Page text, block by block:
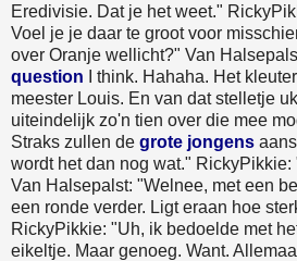
Eredivisie. Dat je het weet."
Voel je je daar te groot voor
over Oranje wellicht?" Van
question I think. Hahaha. Het
meester Louis. En van dat stelletje
uiteindelijk zo'n tien over die mee
Straks zullen de grote jongens
wordt het dan nog wat."
Van Halsepalst: "Welnee, met een
een ronde verder. Ligt eraan hoe
RickyPikkie: "Uh, ik bedoelde met
eikeltje. Maar genoeg. Want.